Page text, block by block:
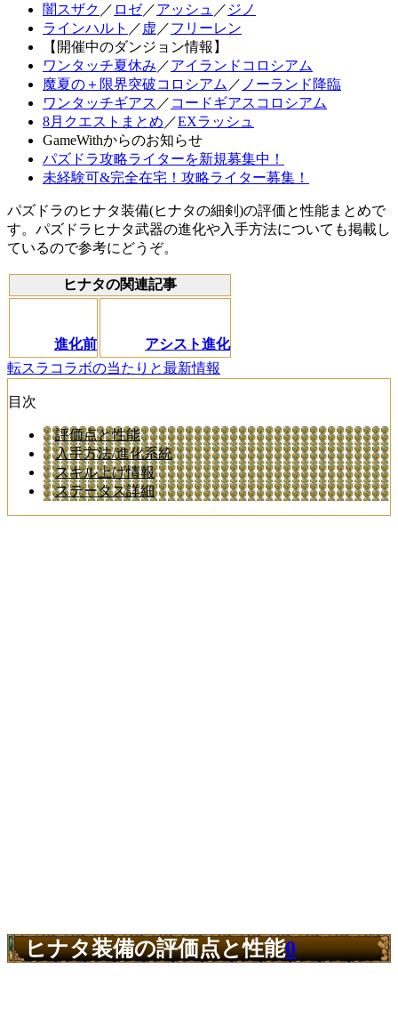
闇スザク ／ ロゼ／アッシュ ／ ジノ
ラインハルト ／ 虚 ／フリーレン
【開催中のダンジョン情報】
ワンタッチ夏休み ／アイランドコロシアム
魔夏の＋限界突破コロシアム ／ ノーランド降臨
ワンタッチギアス ／ コードギアスコロシアム
8月クエストまとめ ／EXラッシュ
GameWithからのお知らせ
パズドラ攻略ライターを新規募集中！
未経験可&完全在宅！攻略ライター募集！
パズドラのヒナタ装備(ヒナタの細剣)の評価と性能まとめで
す。パズドラヒナタ武器の進化や入手方法についても掲載し
ているので参考にどうぞ。
ヒナタの関連記事
進化前
アシスト進化
転スラコラボの当たりと最新情報
目次
評価点と性能
入手方法/進化系統
スキル上げ情報
ステータス詳細
ヒナタ装備の評価点と性能0